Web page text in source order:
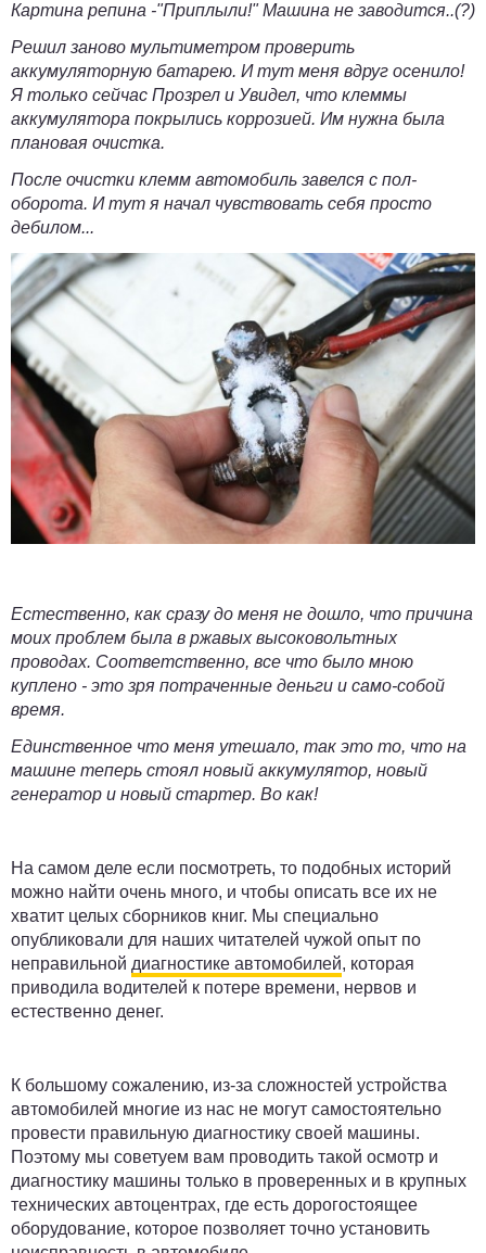
Картина репина -"Приплыли!" Машина не заводится..(?)
Решил заново мультиметром проверить
аккумуляторную батарею. И тут меня вдруг осенило!
Я только сейчас Прозрел и Увидел, что клеммы
аккумулятора покрылись коррозией. Им нужна была
плановая очистка.
После очистки клемм автомобиль завелся с пол-
оборота. И тут я начал чувствовать себя просто
дебилом...
Естественно, как сразу до меня не дошло, что причина
моих проблем была в ржавых высоковольтных
проводах. Соответственно, все что было мною
куплено - это зря потраченные деньги и само-собой
время.
Единственное что меня утешало, так это то, что на
машине теперь стоял новый аккумулятор, новый
генератор и новый стартер. Во как!
На самом деле если посмотреть, то подобных историй
можно найти очень много, и чтобы описать все их не
хватит целых сборников книг. Мы специально
опубликовали для наших читателей чужой опыт по
неправильной диагностике автомобилей, которая
приводила водителей к потере времени, нервов и
естественно денег.
К большому сожалению, из-за сложностей устройства
автомобилей многие из нас не могут самостоятельно
провести правильную диагностику своей машины.
Поэтому мы советуем вам проводить такой осмотр и
диагностику машины только в проверенных и в крупных
технических автоцентрах, где есть дорогостоящее
оборудование, которое позволяет точно установить